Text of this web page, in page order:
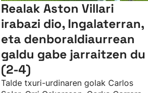
Realak Aston Villari
irabazi dio, Ingalaterran,
eta denboraldiaurrean
galdu gabe jarraitzen du
(2-4)
Talde txuri-urdinaren golak Carlos